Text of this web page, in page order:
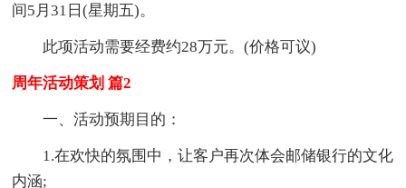
间5月31日(星期五)。
此项活动需要经费约28万元。(价格可议)
周年活动策划 篇2
一、活动预期目的：
1.在欢快的氛围中，让客户再次体会邮储银行的文化
内涵;